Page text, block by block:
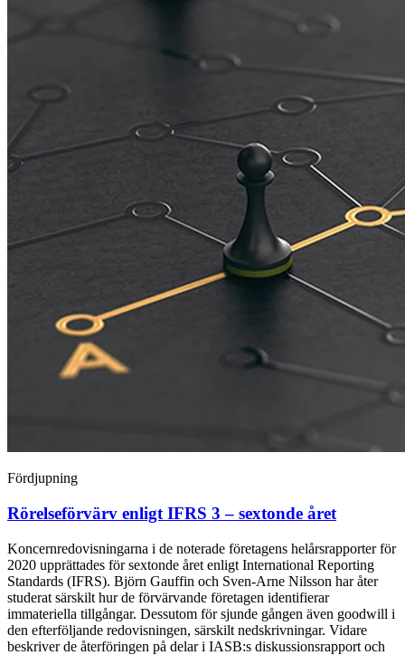
Fördjupning
Rörelseförvärv enligt IFRS 3 – sextonde året
Koncernredovisningarna i de noterade företagens helårsrapporter för
2020 upprättades för sextonde året enligt International Reporting
Standards (IFRS). Björn Gauffin och Sven-Arne Nilsson har åter
studerat särskilt hur de förvärvande företagen identifierar
immateriella tillgångar. Dessutom för sjunde gången även goodwill i
den efterföljande redovisningen, särskilt nedskrivningar. Vidare
beskriver de återföringen på delar i IASB:s diskussionsrapport och